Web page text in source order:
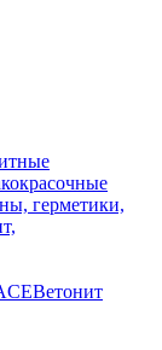
герметики,
Ветонит